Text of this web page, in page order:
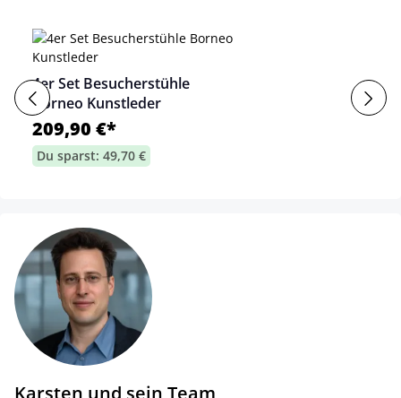
4er Set Besucherstühle
Borneo Kunstleder
209,90 €*
Du sparst: 49,70 €
Karsten und sein Team